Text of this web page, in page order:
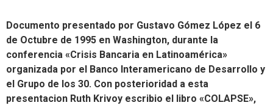
Documento presentado por Gustavo Gómez López el 6
de Octubre de 1995 en Washington, durante la
conferencia «Crisis Bancaria en Latinoamérica»
organizada por el Banco Interamericano de Desarrollo y
el Grupo de los 30. Con posterioridad a esta
presentacion Ruth Krivoy escribio el libro «COLAPSE»,